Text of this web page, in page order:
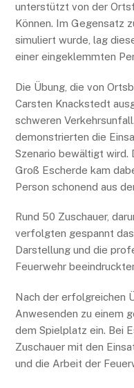
unterstützt von der
Können. Im Gegensatz
simuliert wurde, lag
einer eingeklemmten
Die Übung, die von
Carsten Knackstedt
schweren
demonstrierten die
Szenario bewältigt wird.
Groß Escherde kam
Person schonend aus
Rund 50 Zuschauer,
verfolgten gespannt
Darstellung und die
Feuerwehr
Nach der erfolgreichen
Anwesenden zu einem
dem Spielplatz ein. Bei
Zuschauer mit den
und die Arbeit der